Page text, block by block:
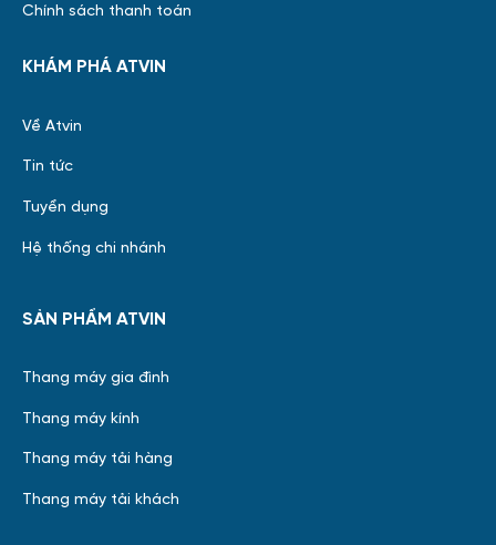
Chính sách thanh toán
KHÁM PHÁ ATVIN
Về Atvin
Tin tức
Tuyển dụng
Hệ thống chi nhánh
SẢN PHẨM ATVIN
Thang máy gia đình
Thang máy kính
Thang máy tải hàng
Thang máy tải khách